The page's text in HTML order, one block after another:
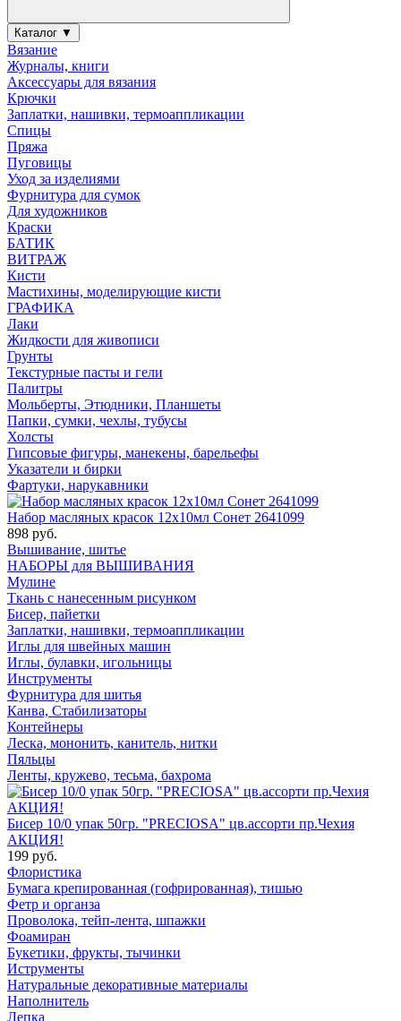
Каталог ▼
Вязание
Журналы, книги
Аксессуары для вязания
Крючки
Заплатки, нашивки, термоаппликации
Спицы
Пряжа
Пуговицы
Уход за изделиями
Фурнитура для сумок
Для художников
Краски
БАТИК
ВИТРАЖ
Кисти
Мастихины, моделирующие кисти
ГРАФИКА
Лаки
Жидкости для живописи
Грунты
Текстурные пасты и гели
Палитры
Мольберты, Этюдники, Планшеты
Папки, сумки, чехлы, тубусы
Холсты
Гипсовые фигуры, манекены, барельефы
Указатели и бирки
Фартуки, нарукавники
Набор масляных красок 12х10мл Сонет 2641099
898 руб.
Вышивание, шитье
НАБОРЫ для ВЫШИВАНИЯ
Мулине
Ткань с нанесенным рисунком
Бисер, пайетки
Заплатки, нашивки, термоаппликации
Иглы для швейных машин
Иглы, булавки, игольницы
Инструменты
Фурнитура для шитья
Канва, Стабилизаторы
Контейнеры
Леска, мононить, канитель, нитки
Пяльцы
Ленты, кружево, тесьма, бахрома
Бисер 10/0 упак 50гр. "PRECIOSA" цв.ассорти пр.Чехия
АКЦИЯ!
199 руб.
Флористика
Бумага крепированная (гофрированная), тишью
Фетр и органза
Проволока, тейп-лента, шпажки
Фоамиран
Букетики, фрукты, тычинки
Иструменты
Натуральные декоративные материалы
Наполнитель
Лепка